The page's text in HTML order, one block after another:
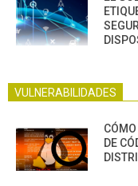
VULNERABILIDADES
DE